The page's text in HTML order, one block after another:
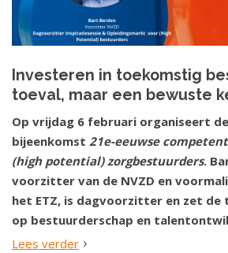
Investeren in toekomstig
toeval, maar een bewuste
Op vrijdag 6 februari organiseert
bijeenkomst 21e-eeuwse
(high potential) zorgbestuurders.
voorzitter van de NVZD en
het ETZ, is dagvoorzitter en zet de
op bestuurderschap en
Lees verder